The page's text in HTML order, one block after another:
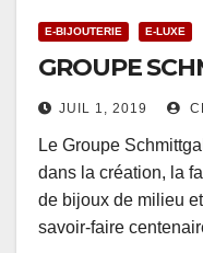
E-BIJOUTERIE E-LUXE
GROUPE
JUIL 1, 2019
Le Groupe
dans la création, la
de bijoux de milieu
savoir-faire